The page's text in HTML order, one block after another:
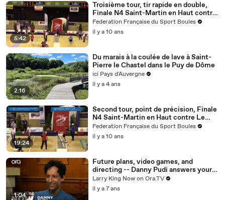
5:42
Troisième tour, tir rapide en double,
Finale N4 Saint-Martin en Haut contre
Le Puy, Sport Boules, Clermont-
Ferrand 2016
Federation Française du Sport Boules
il y a 10 ans
2:16
Du marais à la coulée de lave à Saint-
Pierre le Chastel dans le Puy de Dôme
ici Pays d'Auvergne
il y a 4 ans
19:24
Second tour, point de précision, Finale
N4 Saint-Martin en Haut contre Le
Puy, Sport Boules, Clermont-Ferrand
2016
Federation Française du Sport Boules
il y a 10 ans
1:04
Future plans, video games, and
directing -- Danny Pudi answers your
social media questions
Larry King Now on Ora.TV
il y a 7 ans